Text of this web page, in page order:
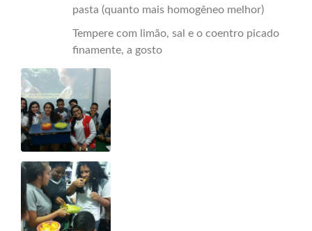
pasta (quanto mais homogêneo melhor)
Tempere com limão, sal e o coentro picado
finamente, a gosto